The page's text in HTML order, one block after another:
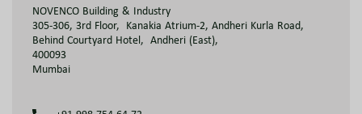
NOVENCO Building & Industry
305-306, 3rd Floor, Kanakia Atrium-2, Andheri Kurla Road,
Behind Courtyard Hotel, Andheri (East),
400093
Mumbai